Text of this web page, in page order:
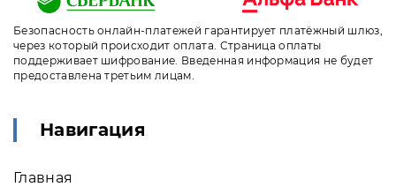
Безопасность онлайн-платежей гарантирует платёжный шлюз,
через который происходит оплата. Страница оплаты
поддерживает шифрование. Введенная информация не будет
предоставлена третьим лицам.
Навигация
Главная